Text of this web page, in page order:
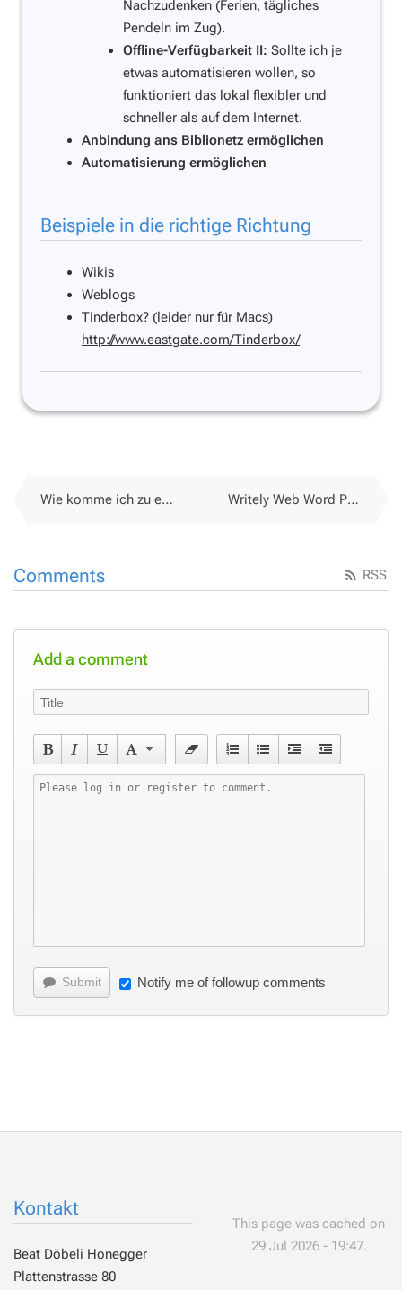
Nachzudenken (Ferien, tägliches
Pendeln im Zug).
Offline-Verfügbarkeit II: Sollte ich je
etwas automatisieren wollen, so
funktioniert das lokal flexibler und
schneller als auf dem Internet.
Anbindung ans Biblionetz ermöglichen
Automatisierung ermöglichen
Beispiele in die richtige Richtung
Wikis
Weblogs
Tinderbox? (leider nur für Macs)
http://www.eastgate.com/Tinderbox/
Wie komme ich zu einem Weblog Writely Web Word Processor
RSS
Comments
Add a comment
Submit Notify me of followup comments
Kontakt
Beat Döbeli Honegger
Plattenstrasse 80
This page was cached on
29 Jul 2026 - 19:47.